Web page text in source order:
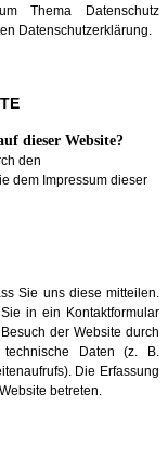
Thema Datenschutz
Datenschutzerklärung.
dieser Website?
den
dem Impressum dieser
Sie uns diese mitteilen.
in ein Kontaktformular
der Website durch
Daten (z. B.
Die Erfassung
betreten.